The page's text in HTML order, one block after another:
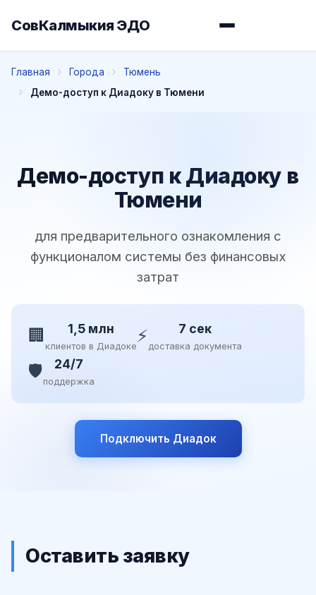
СовКалмыкия ЭДО
Главная Города
Тюмень
Демо-доступ к Диадоку в Тюмени
Демо-доступ к Диадоку в
Тюмени
для предварительного ознакомления с
функционалом системы без финансовых
затрат
🏢 1,5 млн
клиентов в Диадоке⚡ 7 сек
доставка документа
🛡️ 24/7
поддержка
Подключить Диадок
Оставить заявку